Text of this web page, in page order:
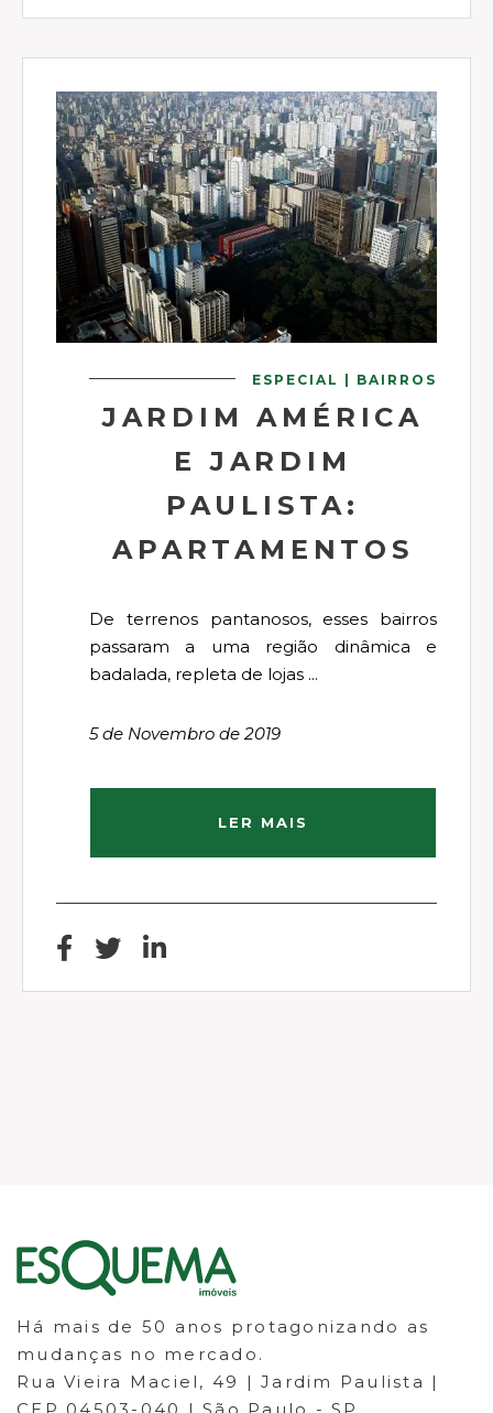
ESPECIAL | BAIRROS
JARDIM AMÉRICA
E JARDIM
PAULISTA:
APARTAMENTOS
De terrenos pantanosos, esses bairros
passaram a uma região dinâmica e
badalada, repleta de lojas ...
5 de Novembro de 2019
LER MAIS
Há mais de 50 anos protagonizando as
mudanças no mercado.
Rua Vieira Maciel, 49 | Jardim Paulista |